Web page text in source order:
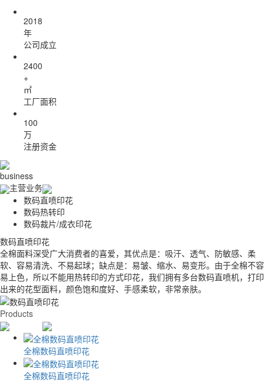
2018
年
公司成立
2400
+
㎡
工厂面积
100
万
注册资金
business
主营业务
数码直喷印花
数码热转印
数码裁片/成衣印花
数码裁片/成衣印花
涂料特点是颜色鲜艳，层次细腻，花型逼真，艺术性强。打印图案效果非
常的立体，3D效果非常的强，细节的展现效果也远超过丝网印花。无需
制版，单件可做，适用各种T恤和卫衣的定制。可以做到零库存，按需生
产，适合电商客户群体。
数码直喷印花
全棉面料深受广大消费者的喜爱，其优点是：吸汗、透气、防敏感、柔
软、容易清洗、不易起球；缺点是：易皱、缩水、易变形。由于全棉不容
易上色，所以不能用热转印的方式印花，我们拥有多台数码直喷机，打印
出来的花型面料，颜色饱和度好、手感柔软，非常亲肤。
数码热转印
我们拥有国内先进的宏华数码热转印印花机，每台机每小时可达450米。
适用各种涤纶、氨纶材质的面料。打印花型颜色鲜艳，色牢度可达4级，
耐水洗，透气性好。
数码裁片/成衣印花
涂料特点是颜色鲜艳，层次细腻，花型逼真，艺术性强。打印图案效果非
常的立体，3D效果非常的强，细节的展现效果也远超过丝网印花。无需
制版，单件可做，适用各种T恤和卫衣的定制。可以做到零库存，按需生
产，适合电商客户群体。
数码直喷印花
全棉面料深受广大消费者的喜爱，其优点是：吸汗、透气、防敏感、柔
软、容易清洗、不易起球；缺点是：易皱、缩水、易变形。由于全棉不容
易上色，所以不能用热转印的方式印花，我们拥有多台数码直喷机，打印
出来的花型面料，颜色饱和度好、手感柔软，非常亲肤。
Products
全棉数码直喷印花
全棉数码直喷印花